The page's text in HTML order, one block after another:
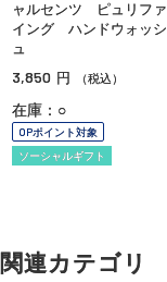
ャルセンツ ピュリファ
イング ハンドウォッシ
ュ
3,850 円 （税込）
在庫：○
OPポイント対象
ソーシャルギフト
関連カテゴリ